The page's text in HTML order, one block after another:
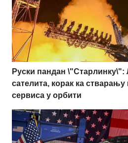
Руски пандан \"Старлинку\":
сателита, корак ка
сервиса у орбити